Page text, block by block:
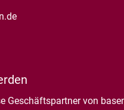
öffnet in neuem Fenster
in neuem Fenster
Geschäftspartner von